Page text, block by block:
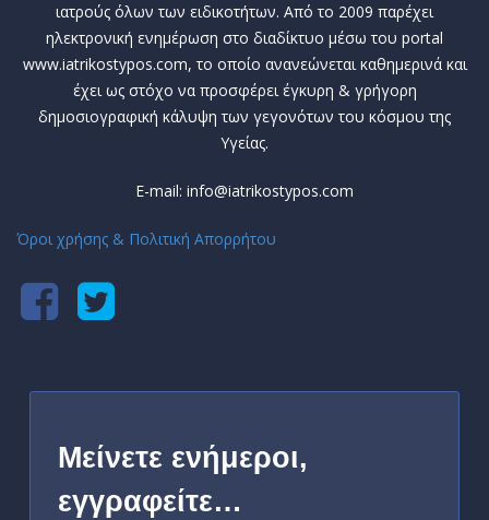
ιατρούς όλων των ειδικοτήτων. Από το 2009 παρέχει
ηλεκτρονική ενημέρωση στο διαδίκτυο μέσω του portal
www.iatrikostypos.com, το οποίο ανανεώνεται καθημερινά και
έχει ως στόχο να προσφέρει έγκυρη & γρήγορη
δημοσιογραφική κάλυψη των γεγονότων του κόσμου της
Υγείας.
E-mail: info@iatrikostypos.com
Όροι χρήσης & Πολιτική Απορρήτου
Μείνετε ενήμεροι,
εγγραφείτε…